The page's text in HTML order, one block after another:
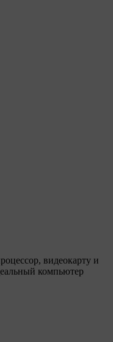
видеокарту и
компьютер